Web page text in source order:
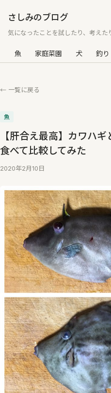
さしみのブログ
気になったことを試したり、考えた
魚 家庭菜園 犬 釣り
← 一覧に戻る
魚
【肝合え最高】カワハ
食べて比較してみた
2020年2月10日